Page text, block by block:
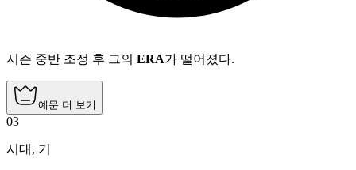
시즌 중반 조정 후 그의 ERA가 떨어졌다.
예문 더 보기
03
시대 , 기